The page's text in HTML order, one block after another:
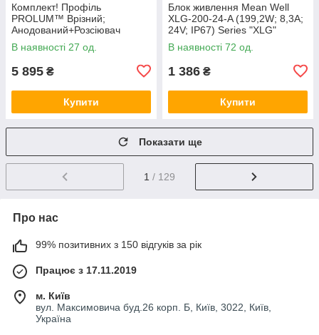
Комплект! Профіль
PROLUM™ Врізний;
Анодований+Розсіювач
матовий плоский LPV-7;
Сірий
В наявності 27 од.
5 895 ₴
Купити
Блок живлення Mean Well
XLG-200-24-A (199,2W; 8,3A;
24V; IP67) Series "XLG"
В наявності 72 од.
1 386 ₴
Купити
Показати ще
1 / 129
Про нас
99% позитивних з 150 відгуків за рік
Працює з 17.11.2019
м. Київ
вул. Максимовича буд.26 корп. Б, Київ, 3022, Київ,
Україна